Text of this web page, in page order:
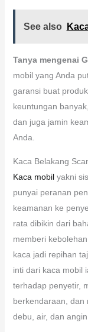
See also
Tanya mengenai
mobil yang Anda
garansi buat
keuntungan
dan juga jamin
Anda.
Kaca Belakang
Kaca mobilyakni
punyai peranan
keamanan ke
rata dibikin dari
memberi
kaca jadi repihan
inti dari kaca mobil
terhadap penyetir,
berkendaraan, dan
debu, air, dan angin.